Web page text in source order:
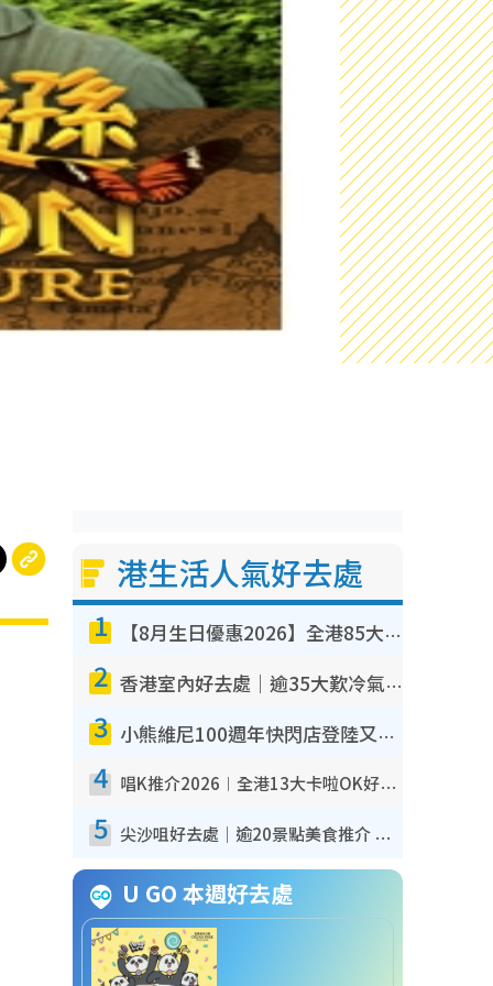
港生活人氣好去處
1 【8月生日優惠2026】全港85大食買玩著數攻略 自助餐/火鍋放題同行免費＋誠品/DONKI送現金券
2 香港室內好去處｜逾35大歎冷氣室內好去處推介 室內活動免費避雨無懼落雨
3 小熊維尼100週年快閃店登陸又一城 重現百畝森林經典場景／獨家限定盲盒登場／專屬DIY香水
4 唱K推介2026︱全港13大卡啦OK好去處！最平$36起 日文K都有！(附地址+收費詳情)
5 尖沙咀好去處｜逾20景點美食推介 維港觀景台/紅磚古蹟/九龍公園/室內遊樂場
U GO 本週好去處